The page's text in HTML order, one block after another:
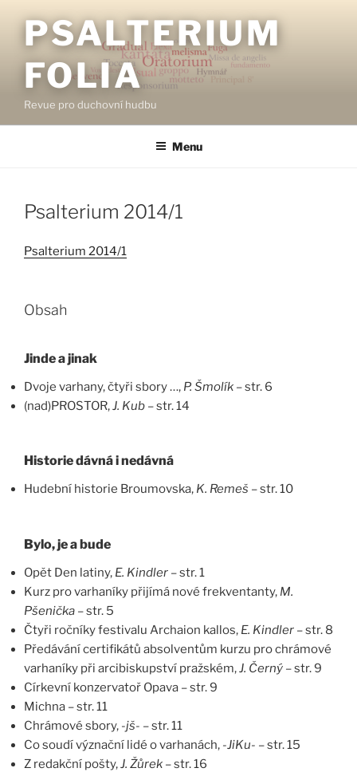
obsahu
webu
PSALTERIUM
FOLIA
Revue pro duchovní hudbu
Menu
Psalterium 2014/1
Psalterium 2014/1
Obsah
Jinde a jinak
Dvoje varhany, čtyři sbory …, P. Šmolík – str. 6
(nad)PROSTOR,J. Kub – str. 14
Historie dávná i nedávná
Hudební historie Broumovska, K. Remeš – str. 10
Bylo, je a bude
Opět Den latiny, E. Kindler – str. 1
Kurz pro varhaníky přijímá nové frekventanty, M.
Pšenička – str. 5
Čtyři ročníky festivalu Archaion kallos, E. Kindler – str. 8
Předávání certifikátů absolventům kurzu pro chrámové
varhaníky při arcibiskupství pražském,J. Černý – str. 9
Církevní konzervatoř Opava – str. 9
Michna – str. 11
Chrámové sbory, -jš- – str. 11
Co soudí význační lidé o varhanách, -JiKu- – str. 15
Z redakční pošty,J. Žůrek – str. 16